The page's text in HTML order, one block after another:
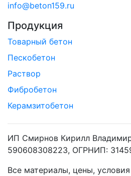
info@beton159.ru
Продукция
Товарный бетон
Пескобетон
Раствор
Фибробетон
Керамзитобетон
ИП Смирнов Кирилл
590608308223, ОГРНИП:
Все материалы, цены,